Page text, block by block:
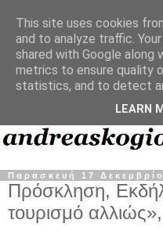
Παρασκευή 17
Πρόσκληση,
τουρισμό
This site uses cookies
and to analyze traffic.
shared with Google along
metrics to ensure quality
statistics, and to detect
LEARN